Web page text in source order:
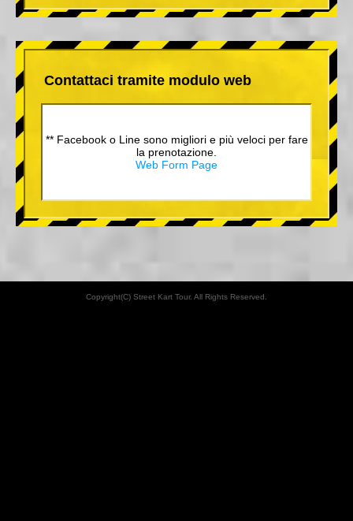
Contattaci tramite modulo web
** Facebook o Line sono migliori e più veloci per fare
la prenotazione.
Web Form Page
Copyright(C) Street Kart Tour. All Rights Reserved.